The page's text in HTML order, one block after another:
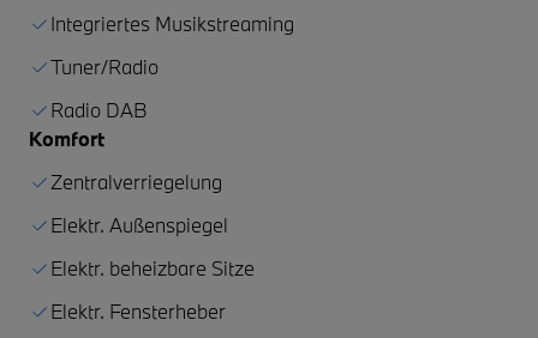
Integriertes Musikstreaming
Tuner/Radio
Radio DAB
Komfort
Zentralverriegelung
Elektr. Außenspiegel
Elektr. beheizbare Sitze
Elektr. Fensterheber